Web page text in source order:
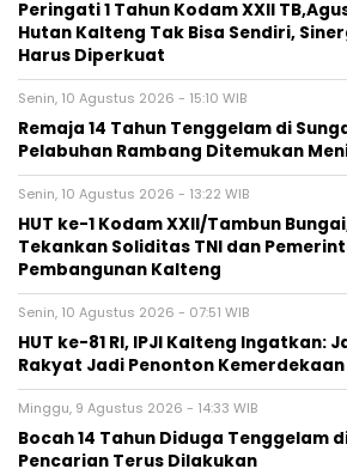
Peringati 1 Tahun Kodam XXII
Hutan Kalteng Tak Bisa Sendiri,
Harus Diperkuat
Senin, 10 Agustus 2026 - 15:10 WIB
Remaja 14 Tahun Tenggelam di
Pelabuhan Rambang Ditemukan
Senin, 10 Agustus 2026 - 13:22 WIB
HUT ke-1 Kodam XXII/Tambun
Tekankan Soliditas TNI dan
Pembangunan Kalteng
Senin, 10 Agustus 2026 - 07:51 WIB
HUT ke-81 RI, IPJI Kalteng Ingatkan:
Rakyat Jadi Penonton Kemerdekaan
Minggu, 9 Agustus 2026 - 14:33 WIB
Bocah 14 Tahun Diduga Tenggelam
Pencarian Terus Dilakukan